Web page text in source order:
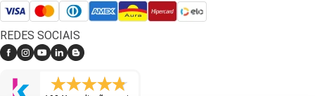
REDES SOCIAIS